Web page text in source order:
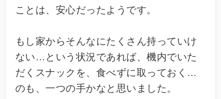
ことは、安心だったようです。
もし家からそんなにたくさん持っていけ
ない…という状況であれば、機内でいた
だくスナックを、食べずに取っておく…
のも、一つの手かなと思いました。